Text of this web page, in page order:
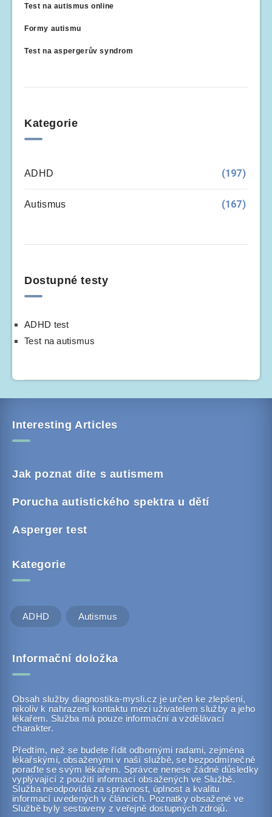
Test na autismus online
Formy autismu
Test na aspergerův syndrom
Kategorie
ADHD (197)
Autismus (167)
Dostupné testy
ADHD test
Test na autismus
Interesting Articles
Jak poznat dite s autismem
Porucha autistického spektra u dětí
Asperger test
Kategorie
ADHD Autismus
Informační doložka
Obsah služby diagnostika-mysli.cz je určen ke zlepšení,
nikoliv k nahrazení kontaktu mezi uživatelem služby a jeho
lékařem. Služba má pouze informační a vzdělávací
charakter.
Předtím, než se budete řídit odbornými radami, zejména
lékařskými, obsaženými v naší službě, se bezpodmínečně
poraďte se svým lékařem. Správce nenese žádné důsledky
vyplývající z použití informací obsažených ve Službě.
Služba neodpovídá za správnost, úplnost a kvalitu
informací uvedených v článcích. Poznatky obsažené ve
Službě byly sestaveny z veřejně dostupných zdrojů.